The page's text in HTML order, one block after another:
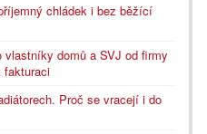
chládek i bez běžící
vlastníky domů a SVJ od firmy
fakturaci
Proč se vracejí i do